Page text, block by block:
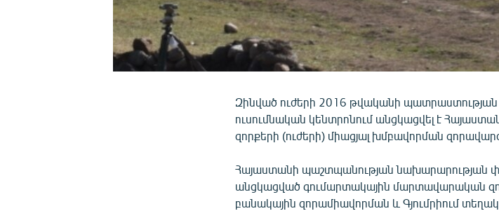
Զինված ուժերի 2016 թվականի պատրաստության
ուսումնական կենտրոնում անցկացվել է
զորքերի (ուժերի) միացյալ խմբավորման
Հայաստանի պաշտպանության նախարարության
անցկացված գումարտակային մարտավարական
բանակային զորամիավորման և Գյումրիում